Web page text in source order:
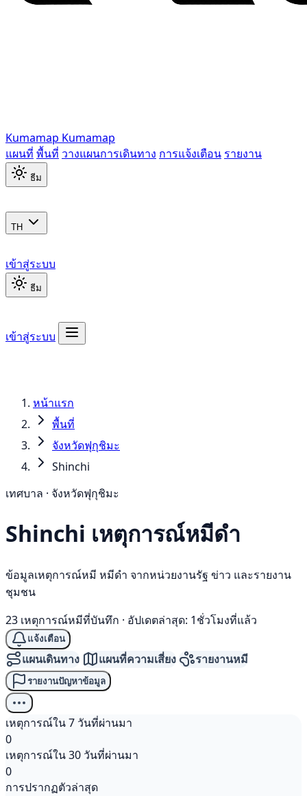
Kumamap Kumamap
แผนที่ พื้นที่ วางแผนการเดินทาง การแจ้งเตือน รายงาน
ธีม
TH
เข้าสู่ระบบ
ธีม
เข้าสู่ระบบ
หน้าแรก
พื้นที่
จังหวัดฟุกุชิมะ
Shinchi
เทศบาล · จังหวัดฟุกุชิมะ
Shinchi เหตุการณ์หมีดำ
ข้อมูลเหตุการณ์หมี หมีดำ จากหน่วยงานรัฐ ข่าว และรายงาน
ชุมชน
23 เหตุการณ์หมีที่บันทึก · อัปเดตล่าสุด: 1ชั่วโมงที่แล้ว
แจ้งเตือน
แผนเดินทาง แผนที่ความเสี่ยง รายงานหมี
รายงานปัญหาข้อมูล
เหตุการณ์ใน 7 วันที่ผ่านมา
0
เหตุการณ์ใน 30 วันที่ผ่านมา
0
การปรากฏตัวล่าสุด